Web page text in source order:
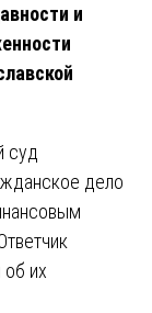
и
суд
дело
об их